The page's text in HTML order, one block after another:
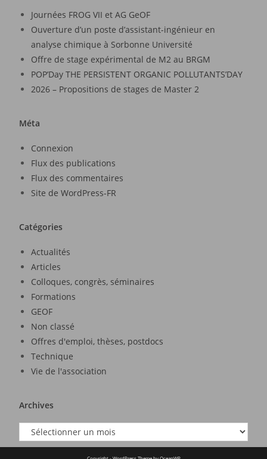
Journées FROG VII et AG GeOF
Ouverture d’un poste d’assistant-ingénieur en
analyse chimique à Sorbonne Université
Offre de stage expérimental de M2 au BRGM
POP’Day THE PERSISTENT ORGANIC POLLUTANTS’DAY
2026 – Propositions de stages de Master 2
Méta
Connexion
Flux des publications
Flux des commentaires
Site de WordPress-FR
Catégories
Actualités
Articles
Colloques, congrès, séminaires
Formations
GEOF
Non classé
Offres d'emploi, thèses, postdocs
Technique
Vie de l'association
Archives